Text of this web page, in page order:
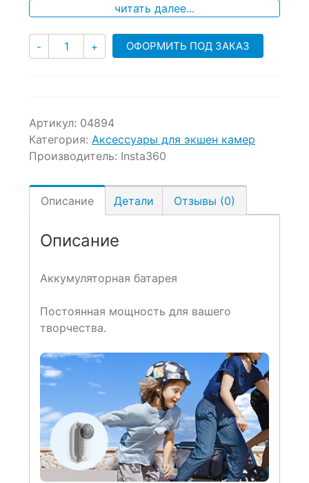
читать далее...
- Количество
+ ОФОРМИТЬ ПОД ЗАКАЗ
Артикул: 04894
Категория: Аксессуары для экшен камер
Производитель: Insta360
Описание Детали Отзывы (0)
Описание
Аккумуляторная батарея
Постоянная мощность для вашего
творчества.